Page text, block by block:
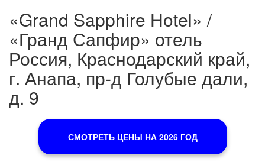
«Grand Sapphire Hotel» /
«Гранд Сапфир» отель
Россия, Краснодарский край,
г. Анапа, пр-д Голубые дали,
д. 9
СМОТРЕТЬ ЦЕНЫ НА 2026 ГОД